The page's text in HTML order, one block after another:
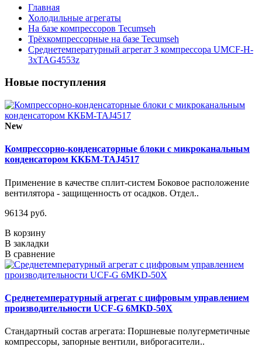
Главная
Холодильные агрегаты
На базе компрессоров Tecumseh
Трёхкомпрессорные на базе Tecumseh
Среднетемпературный агрегат 3 компрессора UMCF-H-
3xTAG4553z
Новые поступления
New
Компрессорно-конденсаторные блоки с микроканальным
конденсатором ККБМ-TAJ4517
Применение в качестве сплит-систем Боковое расположение
вентилятора - защищенность от осадков. Отдел..
96134 руб.
В корзину
В закладки
В сравнение
Среднетемпературный агрегат с цифровым управлением
производительности UCF-G 6MKD-50X
Стандартный состав агрегата: Поршневые полугерметичные
компрессоры, запорные вентили, виброгасители..